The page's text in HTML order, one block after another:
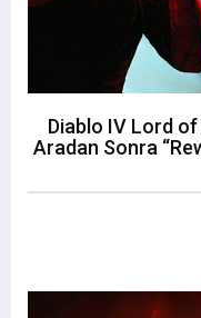
Diablo IV Lord of
Aradan Sonra